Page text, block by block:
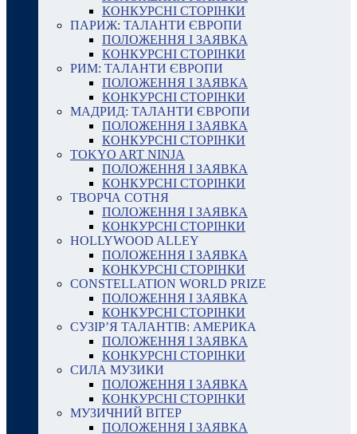
КОНКУРСНІ СТОРІНКИ
ПАРИЖ: ТАЛАНТИ ЄВРОПИ
ПОЛОЖЕННЯ І ЗАЯВКА
КОНКУРСНІ СТОРІНКИ
РИМ: ТАЛАНТИ ЄВРОПИ
ПОЛОЖЕННЯ І ЗАЯВКА
КОНКУРСНІ СТОРІНКИ
МАДРИД: ТАЛАНТИ ЄВРОПИ
ПОЛОЖЕННЯ І ЗАЯВКА
КОНКУРСНІ СТОРІНКИ
TOKYO ART NINJA
ПОЛОЖЕННЯ І ЗАЯВКА
КОНКУРСНІ СТОРІНКИ
ТВОРЧА СОТНЯ
ПОЛОЖЕННЯ І ЗАЯВКА
КОНКУРСНІ СТОРІНКИ
HOLLYWOOD ALLEY
ПОЛОЖЕННЯ І ЗАЯВКА
КОНКУРСНІ СТОРІНКИ
CONSTELLATION WORLD PRIZE
ПОЛОЖЕННЯ І ЗАЯВКА
КОНКУРСНІ СТОРІНКИ
СУЗІР’Я ТАЛАНТІВ: АМЕРИКА
ПОЛОЖЕННЯ І ЗАЯВКА
КОНКУРСНІ СТОРІНКИ
СИЛА МУЗИКИ
ПОЛОЖЕННЯ І ЗАЯВКА
КОНКУРСНІ СТОРІНКИ
МУЗИЧНИЙ ВІТЕР
ПОЛОЖЕННЯ І ЗАЯВКА